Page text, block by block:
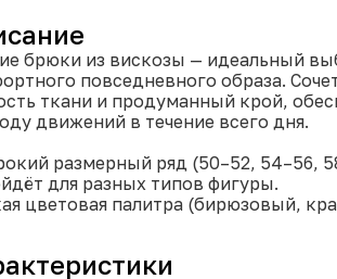
брюки из вискозы — идеальный
повседневного образа.
ткани и продуманный крой,
движений в течение всего дня.
размерный ряд (50–52, 54–56,
для разных типов фигуры.
цветовая палитра (бирюзовый,
состав ткани (85% бамбук,